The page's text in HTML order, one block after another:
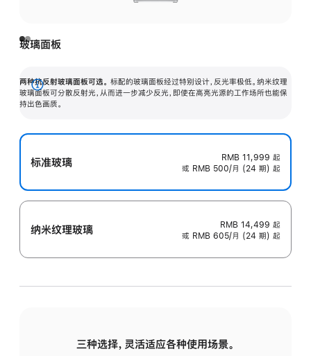
玻璃面板
两种抗反射玻璃面板可选。 标配的玻璃面板经过特别设计，反光率极低。纳米纹理
玻璃面板可分散反射光，从而进一步减少反光，即使在高亮光源的工作场所也能保
持出色画质。
展
开
标准玻璃 RMB 11,999 起
或 RMB 500/月 (24 期) 起
纳米纹理玻璃 RMB 14,499 起
或 RMB 605/月 (24 期) 起
三种选择，灵活适应各种使用场景。